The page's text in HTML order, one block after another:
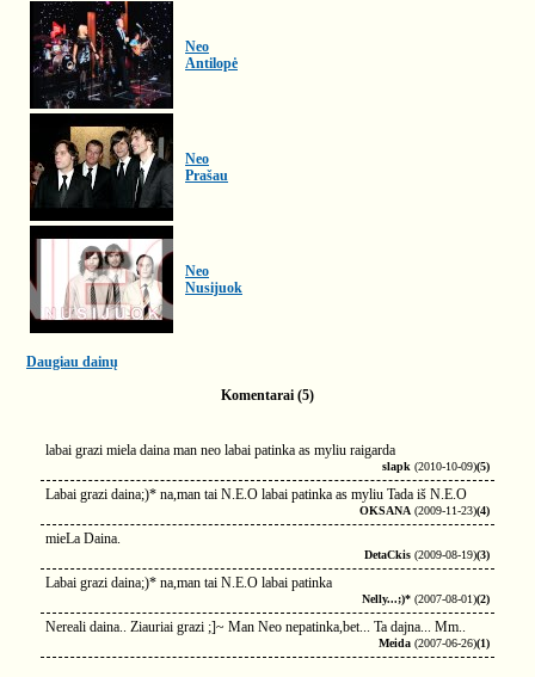
Neo
Antilopė
Neo
Prašau
Neo
Nusijuok
Daugiau dainų
Komentarai (5)
labai grazi miela daina man neo labai patinka as myliu raigarda
slapk (2010-10-09)(5)
Labai grazi daina;)* na,man tai N.E.O labai patinka as myliu Tada iš N.E.O
OKSANA (2009-11-23)(4)
mieLa Daina.
DetaCkis (2009-08-19)(3)
Labai grazi daina;)* na,man tai N.E.O labai patinka
Nelly...;)* (2007-08-01)(2)
Nereali daina.. Ziauriai grazi ;]~ Man Neo nepatinka,bet... Ta dajna... Mm..
Meida (2007-06-26)(1)